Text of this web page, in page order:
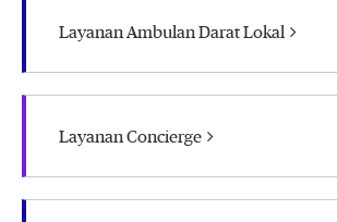
Layanan Ambulan Darat Lokal
Layanan Concierge